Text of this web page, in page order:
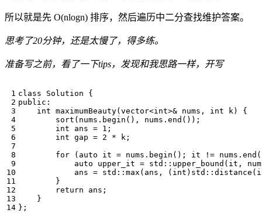
所以就是先 O(nlogn) 排序，然后遍历中二分查找维护答案。
思考了20分钟，还是太慢了，得多练。
准备写之前，看了一下tips，发现和我思路一样，开写
class Solution
{
public :
int maximumBeauty( vector<int>& nums , int k)
{
sort ( nums . begin (), nums . end ());
int
ans = 1 ;
int gap = 2 * k ;
for
( auto it = nums . begin (); it != nums . end
auto
upper_it = std :: upper_bound ( it ,
ans = std :: max ( ans , ( int ) std :: distance (
}
return
ans ;
}
};